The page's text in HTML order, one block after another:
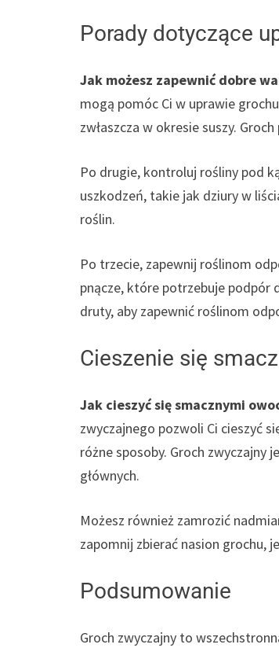
Porady dotyczące
Jak możesz zapewnić dobre
mogą pomóc Ci w uprawie
zwłaszcza w okresie suszy.
Po drugie, kontroluj rośliny pod
uszkodzeń, takie jak dziury w
roślin.
Po trzecie, zapewnij roślinom
pnącze, które potrzebuje podpór
druty, aby zapewnić roślinom
Cieszenie się
Jak cieszyć się smacznymi
zwyczajnego pozwoli Ci cieszyć
różne sposoby. Groch zwyczajny
głównych.
Możesz również zamrozić
zapomnij zbierać nasion grochu,
Podsumowanie
Groch zwyczajny to